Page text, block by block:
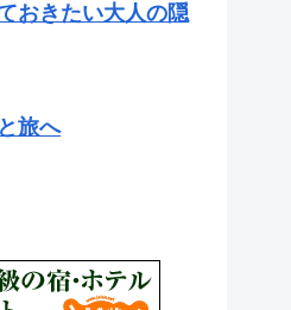
おきたい大人の隠
旅へ